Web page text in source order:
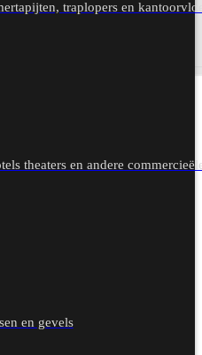
traplopers en
theaters en andere
en gevels